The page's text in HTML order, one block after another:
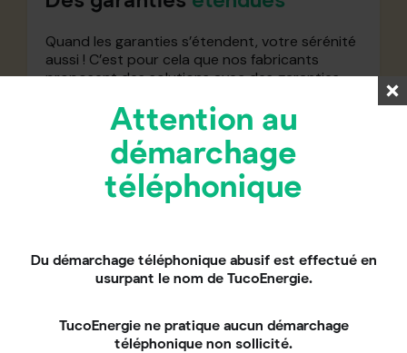
Quand les garanties s’étendent, votre sérénité
aussi ! C’est pour cela que nos fabricants
proposent des solutions avec des garanties
Attention au
démarchage
téléphonique
Du démarchage téléphonique abusif est effectué en
usurpant le nom de TucoEnergie.
TucoEnergie ne pratique aucun démarchage
téléphonique non sollicité.